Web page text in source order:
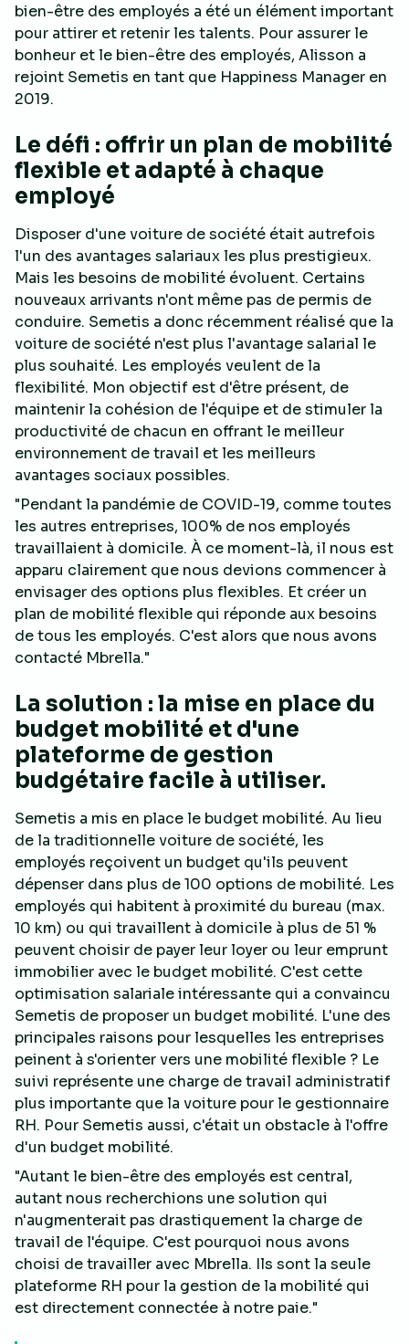
bien-être des employés a été un élément important
pour attirer et retenir les talents. Pour assurer le
bonheur et le bien-être des employés, Alisson a
rejoint Semetis en tant que Happiness Manager en
2019.
Le défi : offrir un plan de mobilité
flexible et adapté à chaque
employé
Disposer d'une voiture de société était autrefois
l'un des avantages salariaux les plus prestigieux.
Mais les besoins de mobilité évoluent. Certains
nouveaux arrivants n'ont même pas de permis de
conduire. Semetis a donc récemment réalisé que la
voiture de société n'est plus l'avantage salarial le
plus souhaité. Les employés veulent de la
flexibilité. Mon objectif est d'être présent, de
maintenir la cohésion de l'équipe et de stimuler la
productivité de chacun en offrant le meilleur
environnement de travail et les meilleurs
avantages sociaux possibles.
"Pendant la pandémie de COVID-19, comme toutes
les autres entreprises, 100% de nos employés
travaillaient à domicile. À ce moment-là, il nous est
apparu clairement que nous devions commencer à
envisager des options plus flexibles. Et créer un
plan de mobilité flexible qui réponde aux besoins
de tous les employés. C'est alors que nous avons
contacté Mbrella."
La solution : la mise en place du
budget mobilité et d'une
plateforme de gestion
budgétaire facile à utiliser.
Semetis a mis en place le budget mobilité. Au lieu
de la traditionnelle voiture de société, les
employés reçoivent un budget qu'ils peuvent
dépenser dans plus de 100 options de mobilité. Les
employés qui habitent à proximité du bureau (max.
10 km) ou qui travaillent à domicile à plus de 51 %
peuvent choisir de payer leur loyer ou leur emprunt
immobilier avec le budget mobilité. C'est cette
optimisation salariale intéressante qui a convaincu
Semetis de proposer un budget mobilité. L'une des
principales raisons pour lesquelles les entreprises
peinent à s'orienter vers une mobilité flexible ? Le
suivi représente une charge de travail administratif
plus importante que la voiture pour le gestionnaire
RH. Pour Semetis aussi, c'était un obstacle à l'offre
d'un budget mobilité.
"Autant le bien-être des employés est central,
autant nous recherchions une solution qui
n'augmenterait pas drastiquement la charge de
travail de l'équipe. C'est pourquoi nous avons
choisi de travailler avec Mbrella. Ils sont la seule
plateforme RH pour la gestion de la mobilité qui
est directement connectée à notre paie."